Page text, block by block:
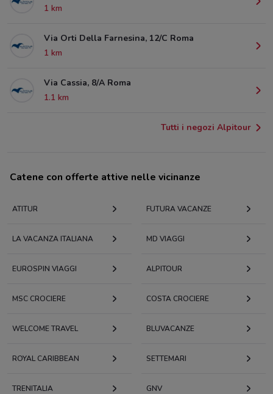
1 km
Via Orti Della Farnesina, 12/C Roma
1 km
Via Cassia, 8/A Roma
1.1 km
Tutti i negozi Alpitour
Catene con offerte attive nelle vicinanze
ATITUR FUTURA VACANZE
LA VACANZA ITALIANA MD VIAGGI
EUROSPIN VIAGGI ALPITOUR
MSC CROCIERE COSTA CROCIERE
WELCOME TRAVEL BLUVACANZE
ROYAL CARIBBEAN SETTEMARI
TRENITALIA GNV